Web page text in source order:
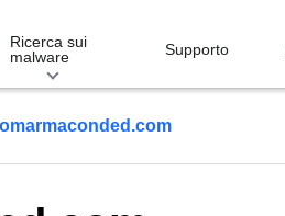
Ricerca sui
malware
Supporto